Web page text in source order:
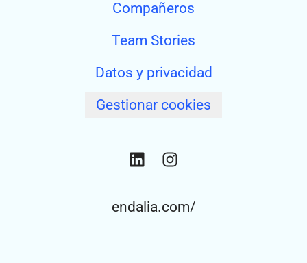
Compañeros
Team Stories
Datos y privacidad
Gestionar cookies
endalia.com/